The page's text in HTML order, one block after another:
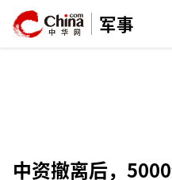
军事
中资撤离后，